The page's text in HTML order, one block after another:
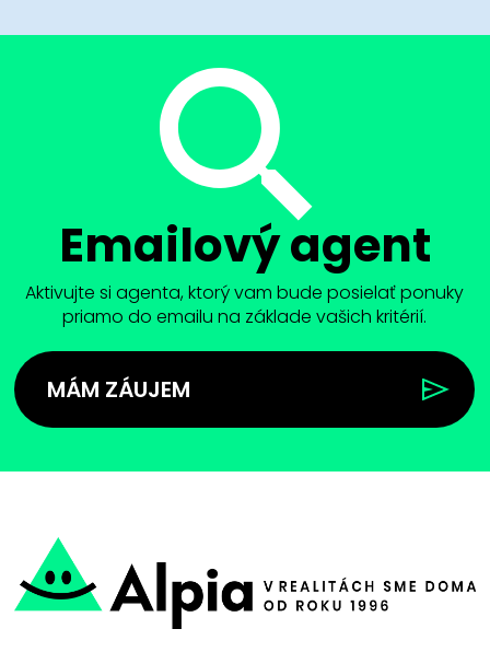
Emailový agent
Aktivujte si agenta, ktorý vam bude posielať ponuky
priamo do emailu na základe vašich kritérií.
MÁM ZÁUJEM